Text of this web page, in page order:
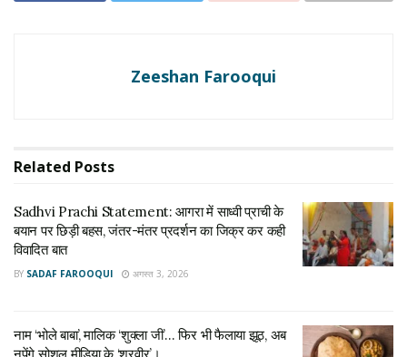
Sadhvi Prachi Statement: आगरा में साध्वी प्राची के
बयान पर छिड़ी बहस, जंतर-मंतर प्रदर्शन का जिक्र कर कही
नपेंगे सोशल मीडिया के ‘शूरवीर’।
कलक्ट्रेट स्थित कंट्रोल रूम में मतदान केंद्र से संबंधित शिकायतों के लिए
अधिकारी और कर्मचारी बैठे हैं। सुबह से लेकर दोपहर 12:30 बजे तक
Zeeshan Farooqui
Related Posts
Sadhvi Prachi Statement: आगरा में साध्वी प्राची के
बयान पर छिड़ी बहस, जंतर-मंतर प्रदर्शन का जिक्र कर कही
विवादित बात
BY SADAF FAROOQUI अगस्त 3, 2026
नाम ‘भोले बाबा’, मालिक ‘शुक्ला जी’… फिर भी फैलाया झूठ, अब